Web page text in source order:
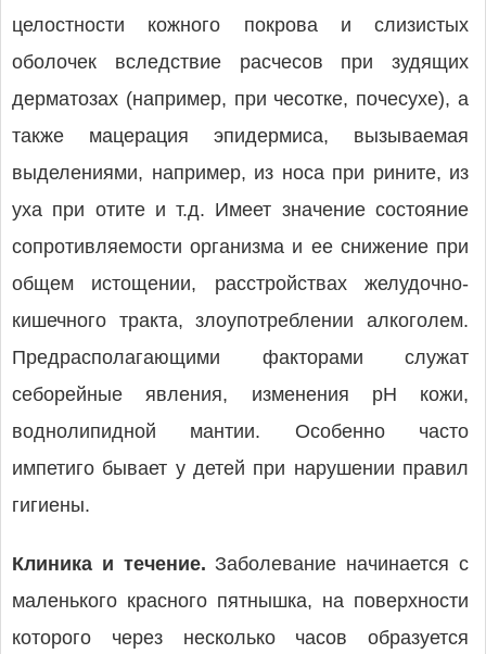
целостности кожного покрова и слизистых
оболочек вследствие расчесов при зудящих
дерматозах (например, при чесотке, почесухе), а
также мацерация эпидермиса, вызываемая
выделениями, например, из носа при рините, из
уха при отите и т.д. Имеет значение состояние
сопротивляемости организма и ее снижение при
общем истощении, расстройствах желудочно-
кишечного тракта, злоупотреблении алкоголем.
Предрасполагающими факторами служат
себорейные явления, изменения рН кожи,
воднолипидной мантии. Особенно часто
импетиго бывает у детей при нарушении правил
гигиены.
Клиника и течение.Заболевание начинается с
маленького красного пятнышка, на поверхности
которого через несколько часов образуется